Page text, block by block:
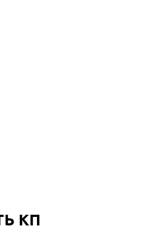
КП